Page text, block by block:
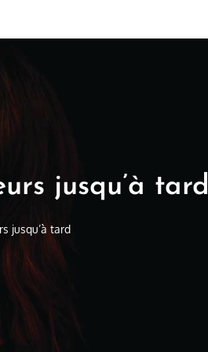
jusqu’à tard
jusqu’à tard